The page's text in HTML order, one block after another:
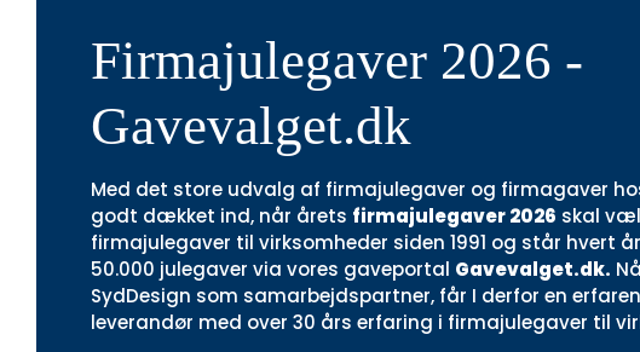
Firmajulegaver 2026 -
Gavevalget.dk
Med det store udvalg af firmajulegaver og firmagaver
godt dækket ind, når årets firmajulegaver 2026 skal
firmajulegaver til virksomheder siden 1991 og står hvert
50.000 julegaver via vores gaveportal Gavevalget.dk.
SydDesign som samarbejdspartner, får I derfor en
leverandør med over 30 års erfaring i firmajulegaver til